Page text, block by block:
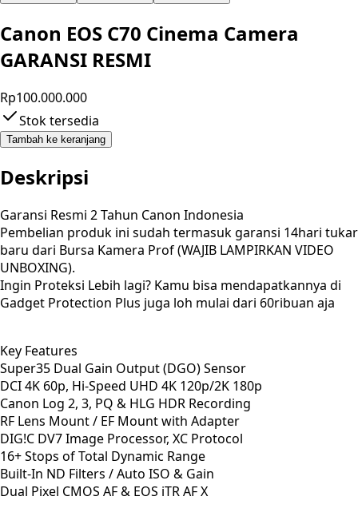
Canon EOS C70 Cinema Camera
GARANSI RESMI
Rp100.000.000
Stok tersedia
Tambah ke keranjang
Deskripsi
Garansi Resmi 2 Tahun Canon Indonesia
Pembelian produk ini sudah termasuk garansi 14hari tukar
baru dari Bursa Kamera Prof (WAJIB LAMPIRKAN VIDEO
UNBOXING).
Ingin Proteksi Lebih lagi? Kamu bisa mendapatkannya di
Gadget Protection Plus juga loh mulai dari 60ribuan aja
Key Features
Super35 Dual Gain Output (DGO) Sensor
DCI 4K 60p, Hi-Speed UHD 4K 120p/2K 180p
Canon Log 2, 3, PQ & HLG HDR Recording
RF Lens Mount / EF Mount with Adapter
DIG!C DV7 Image Processor, XC Protocol
16+ Stops of Total Dynamic Range
Built-In ND Filters / Auto ISO & Gain
Dual Pixel CMOS AF & EOS iTR AF X